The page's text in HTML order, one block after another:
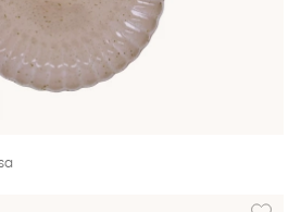
Rosa Finns även i dessa färger:
Lägg